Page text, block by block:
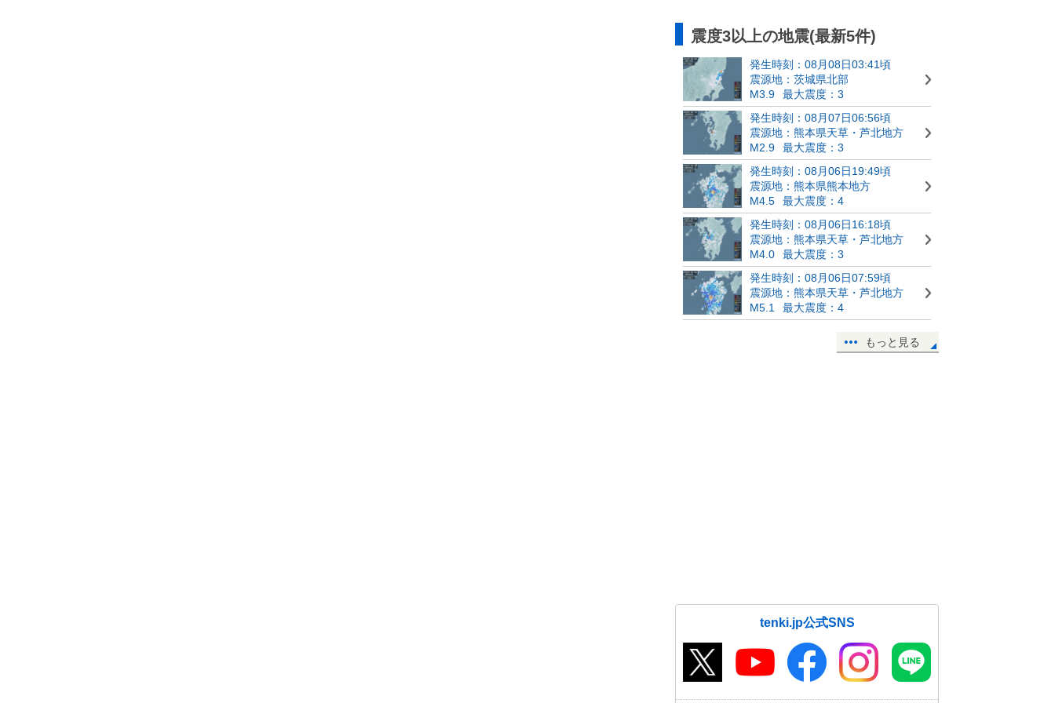
震度3以上の地震(最新5件)
発生時刻：08月08日03:41頃
震源地：茨城県北部
M3.9
最大震度：3
発生時刻：08月07日06:56頃
震源地：熊本県天草・芦北地方
M2.9
最大震度：3
発生時刻：08月06日19:49頃
震源地：熊本県熊本地方
M4.5
最大震度：4
発生時刻：08月06日16:18頃
震源地：熊本県天草・芦北地方
M4.0
最大震度：3
発生時刻：08月06日07:59頃
震源地：熊本県天草・芦北地方
M5.1
最大震度：4
もっと見る
tenki.jp公式SNS